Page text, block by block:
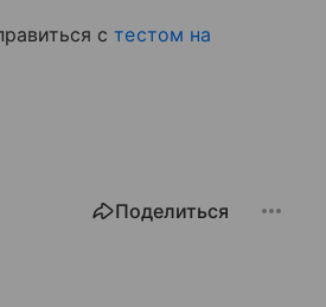
стестом на
Поделиться